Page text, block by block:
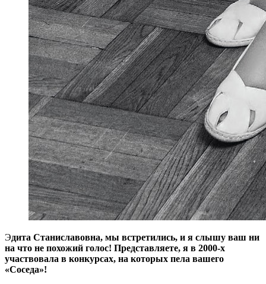
Эдита Станиславовна, мы встретились, и я слышу ваш ни
на что не похожий голос! Представляете, я в 2000-х
участвовала в конкурсах, на которых пела вашего
«Соседа»!